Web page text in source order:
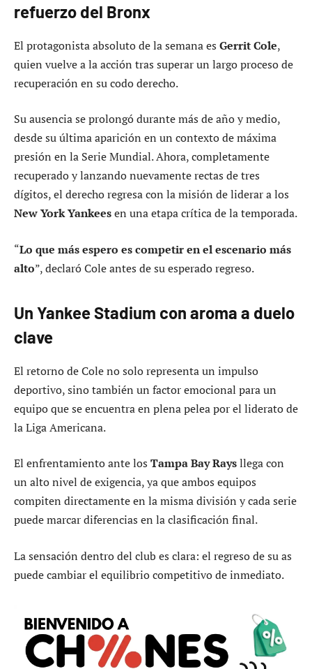
refuerzo del Bronx
El protagonista absoluto de la semana es Gerrit Cole,
quien vuelve a la acción tras superar un largo proceso de
recuperación en su codo derecho.
Su ausencia se prolongó durante más de año y medio,
desde su última aparición en un contexto de máxima
presión en la Serie Mundial. Ahora, completamente
recuperado y lanzando nuevamente rectas de tres
dígitos, el derecho regresa con la misión de liderar a los
New York Yankeesen una etapa crítica de la temporada.
“Lo que más espero es competir en el escenario más
alto”, declaró Cole antes de su esperado regreso.
Un Yankee Stadium con aroma a duelo
clave
El retorno de Cole no solo representa un impulso
deportivo, sino también un factor emocional para un
equipo que se encuentra en plena pelea por el liderato de
la Liga Americana.
El enfrentamiento ante los Tampa Bay Raysllega con
un alto nivel de exigencia, ya que ambos equipos
compiten directamente en la misma división y cada serie
puede marcar diferencias en la clasificación final.
La sensación dentro del club es clara: el regreso de su as
puede cambiar el equilibrio competitivo de inmediato.